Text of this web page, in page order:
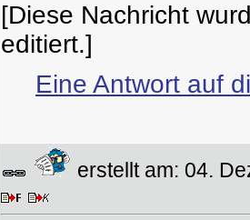
[Diese Nachricht
editiert.]
Eine Antwort auf
erstellt am: 04.